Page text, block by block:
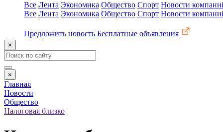
Все Лента Экономика Общество Спорт Новости
Все Лента Экономика Общество Спорт Новости
Предложить новость Бесплатные объявления
×
×
Главная
Новости
Общество
Налоговая близко